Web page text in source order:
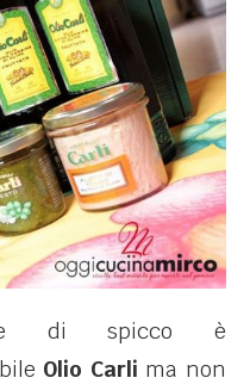
e di spicco è
Olio Carli ma non